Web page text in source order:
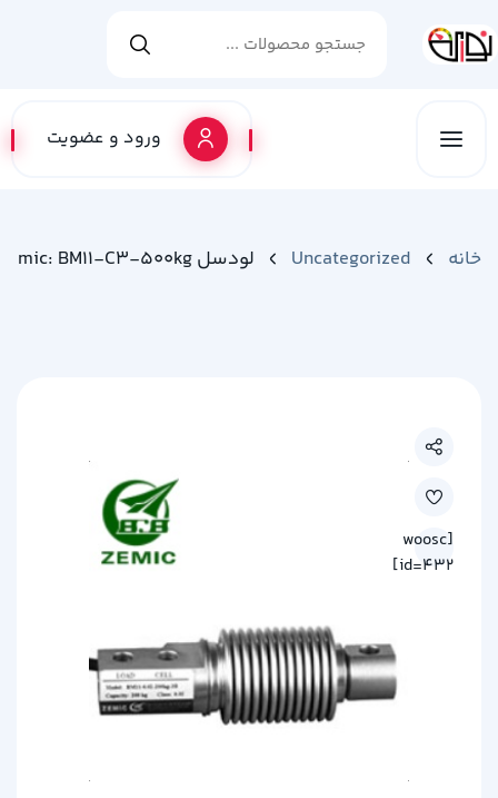
ورود و عضویت
خانه Uncategorized لودسل Zemic: BM11-C3-500kg
[woosc
id=432]